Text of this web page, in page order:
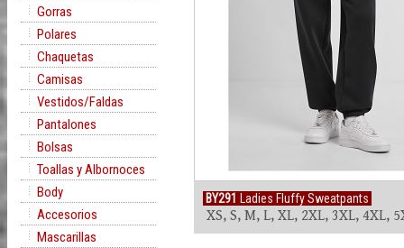
Gorras
Polares
Chaquetas
Camisas
Vestidos/Faldas
Pantalones
Bolsas
Toallas y Albornoces
Body
Accesorios
Mascarillas
BY291 Ladies Fluffy Sweatpants
XS, S, M, L, XL, 2XL, 3XL, 4XL,